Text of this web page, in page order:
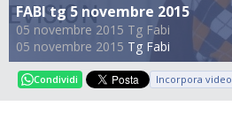
FABI tg 5 novembre 2015
05 novembre 2015 Tg Fabi
05 novembre 2015 Tg Fabi
Condividi Incorpora video